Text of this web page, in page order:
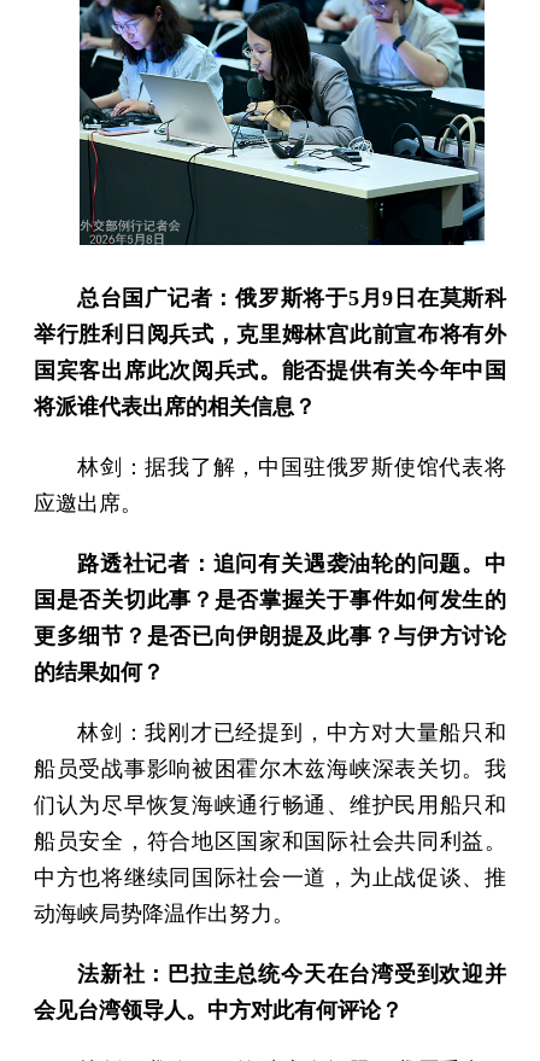
总台国广记者：俄罗斯将于5月9日在莫斯科
举行胜利日阅兵式，克里姆林宫此前宣布将有外
国宾客出席此次阅兵式。能否提供有关今年中国
将派谁代表出席的相关信息？
林剑：据我了解，中国驻俄罗斯使馆代表将
应邀出席。
路透社记者：追问有关遇袭油轮的问题。中
国是否关切此事？是否掌握关于事件如何发生的
更多细节？是否已向伊朗提及此事？与伊方讨论
的结果如何？
林剑：我刚才已经提到，中方对大量船只和
船员受战事影响被困霍尔木兹海峡深表关切。我
们认为尽早恢复海峡通行畅通、维护民用船只和
船员安全，符合地区国家和国际社会共同利益。
中方也将继续同国际社会一道，为止战促谈、推
动海峡局势降温作出努力。
法新社：巴拉圭总统今天在台湾受到欢迎并
会见台湾领导人。中方对此有何评论？